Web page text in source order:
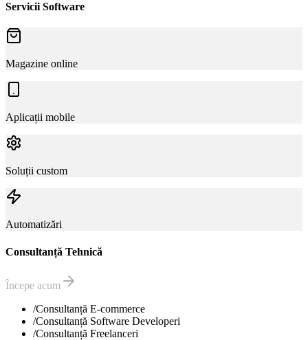
Servicii Software
Magazine online
Aplicații mobile
Soluții custom
Automatizări
Consultanță Tehnică
Începe acum
/Consultanță E-commerce
/Consultanță Software Developeri
/Consultanță Freelanceri